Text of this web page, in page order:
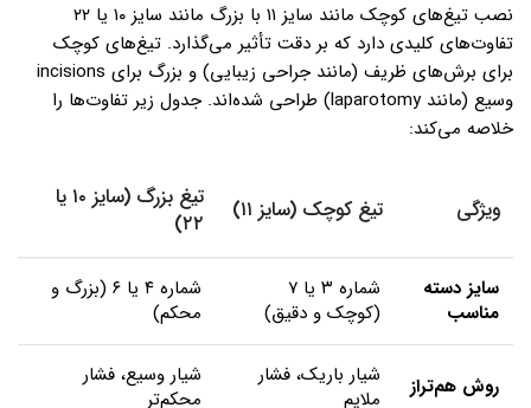
نصب تیغ‌های کوچک مانند سایز ۱۱ با بزرگ مانند سایز ۱۰ یا ۲۲
تفاوت‌های کلیدی دارد که بر دقت تأثیر می‌گذارد. تیغ‌های کوچک
برای برش‌های ظریف (مانند جراحی زیبایی) و بزرگ برای incisions
وسیع (مانند laparotomy) طراحی شده‌اند. جدول زیر تفاوت‌ها را
خلاصه می‌کند:
ویژگی تیغ کوچک (سایز ۱۱)
تیغ بزرگ (سایز ۱۰ یا
۲۲)
سایز دسته
مناسب
شماره ۳ یا ۷
(کوچک و دقیق)
شماره ۴ یا ۶ (بزرگ و
محکم)
روش هم‌تراز
شیار باریک، فشار
ملایم
شیار وسیع، فشار
محکم‌تر